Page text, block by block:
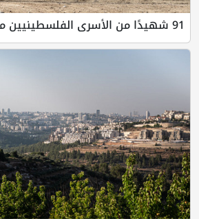
91 شهيدًا من الأسرى الفلسطينيين منذ بدء...